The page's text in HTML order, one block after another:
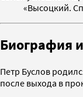
«Высоцкий.
Биография
Петр Буслов
после выхода в